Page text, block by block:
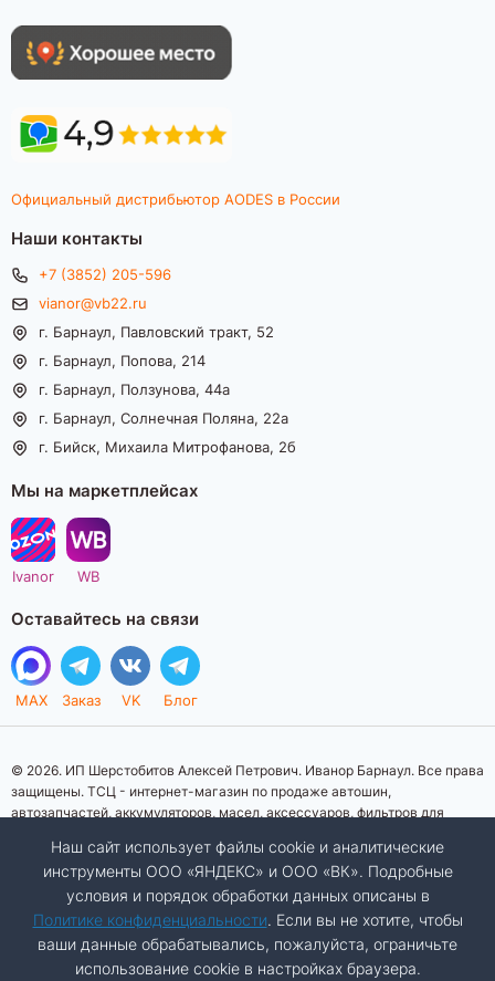
Официальный дистрибьютор AODES в России
Наши контакты
+7 (3852) 205-596
vianor@vb22.ru
г. Барнаул, Павловский тракт, 52
г. Барнаул, Попова, 214
г. Барнаул, Ползунова, 44а
г. Барнаул, Солнечная Поляна, 22а
г. Бийск, Михаила Митрофанова, 2б
Мы на маркетплейсах
Ivanor WB
Оставайтесь на связи
MAX Заказ VK Блог
© 2026. ИП Шерстобитов Алексей Петрович. Иванор Барнаул. Все права
защищены. ТСЦ - интернет-магазин по продаже автошин,
автозапчастей, аккумуляторов, масел, аксессуаров, фильтров для
информационный характер. Представленная информация о товарах, их
стоимости, характеристик, фото, наличия на складе ни при каких
условиях не является публичной офертой, определяемой положениями
Статьи 437 (2) Гражданского кодекса Российской Федерации.
Изображения товаров на фотографиях, представленных на сайте, могут
отличаться от оригиналов. Копирование материалов сайта запрещено.
Наш сайт использует файлы cookie и аналитические
инструменты ООО «ЯНДЕКС» и ООО «ВК». Подробные
условия и порядок обработки данных описаны в
Политике конфиденциальности. Если вы не хотите, чтобы
ваши данные обрабатывались, пожалуйста, ограничьте
использование cookie в настройках браузера.